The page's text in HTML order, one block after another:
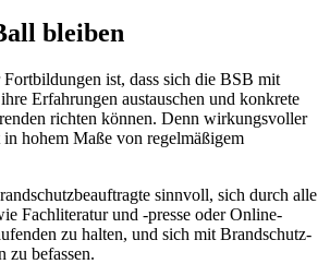
bleiben
ist, dass sich die BSB mit
Erfahrungen austauschen und konkrete
richten können. Denn wirkungsvoller
hohem Maße von regelmäßigem
sinnvoll, sich durch alle
Fachliteratur und -presse oder Online-
zu halten, und sich mit Brandschutz-
zu befassen.